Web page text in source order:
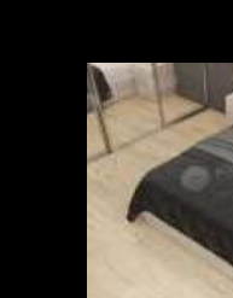
цен)